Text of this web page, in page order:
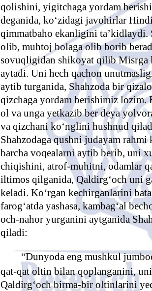
qolishini, yigitchaga yordam
deganida, ko‘zidagi javohirlar
qimmatbaho ekanligini
olib, muhtoj bolaga olib borib
sovuqligidan shikoyat qilib Misrga
aytadi. Uni hech qachon
aytib turganida, Shahzoda bir
qizchaga yordam berishimiz
ol va unga yetkazib ber deya
va qizchani ko‘nglini hushnud
Shahzodaga qushni judayam
barcha voqealarni aytib berib, uni
chiqishini, atrof-muhitni, odamlar
iltimos qilganida, Qaldirg‘och uni
keladi. Ko‘rgan kechirganlarini
farog‘atda yashasa, kambag‘al
och-nahor yurganini aytganida
qiladi:
“Dunyoda eng mushkul
qat-qat oltin bilan qoplanganini,
Qaldirg‘och birma-bir oltinlarini